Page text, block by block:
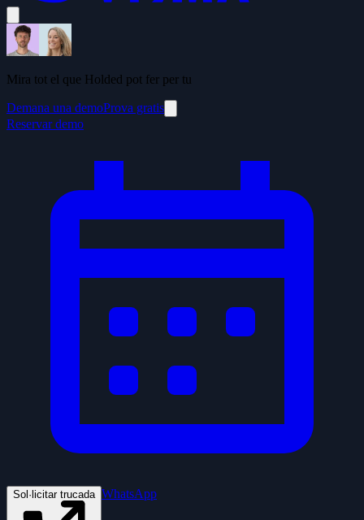
Mira tot el que Holded pot fer per tu
Demana una demoProva gratis
Reservar demo
Sol·licitar trucada WhatsApp